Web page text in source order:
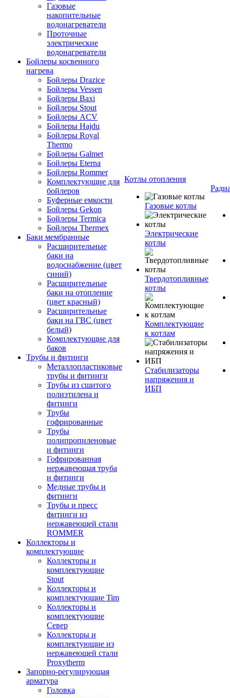
Газовые
накопительные
водонагреватели
Проточные
электрические
водонагреватели
Бойлеры косвенного
нагрева
Бойлеры Drazice
Бойлеры Vessen
Бойлеры Baxi
Бойлеры Stout
Бойлеры ACV
Бойлеры Hajdu
Бойлеры Royal
Thermo
Бойлеры Galmet
Бойлеры Eterna
Бойлеры Rommer
Комплектующие для
бойлеров
Буферные емкости
Бойлеры Gekon
Бойлеры Termica
Бойлеры Thermex
Баки мембранные
Расширительные
баки на
водоснабжение (цвет
синий)
Расширительные
баки на отопление
(цвет красный)
Расширительные
баки на ГВС (цвет
белый)
Комплектующие для
баков
Трубы и фитинги
Металлопластиковые
трубы и фитинги
Трубы из сшитого
полиэтилена и
фитинги
Трубы
гофрированные
Трубы
полипропиленовые
и фитинги
Гофрированная
нержавеющая труба
и фитинги
Медные трубы и
фитинги
Трубы и пресс
фитинги из
нержавеющей стали
ROMMER
Коллекторы и
комплектующие
Коллекторы и
комплектующие
Stout
Коллекторы и
комплектующие Tim
Коллекторы и
комплектующие
Север
Коллекторы и
комплектующие из
нержавеющей стали
Proxytherm
Запорно-регулирующая
арматура
Головка
Котлы отопления
Газовые котлы
Электрические
котлы
Твердотопливные
котлы
Комплектующие
к котлам
Стабилизаторы
напряжения и
ИБП